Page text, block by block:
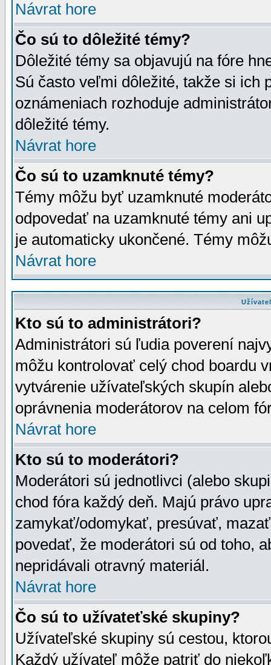
Návrat hore
Čo sú to dôležité témy?
Dôležité témy sa objavujú na fóre
Sú často veľmi dôležité, takže si ich
oznámeniach rozhoduje
dôležité témy.
Návrat hore
Čo sú to uzamknuté témy?
Témy môžu byť uzamknuté
odpovedať na uzamknuté témy ani
je automaticky ukončené. Témy
Návrat hore
Kto sú to administrátori?
Administrátori sú ľudia poverení
môžu kontrolovať celý chod boardu
vytvárenie užívateľských skupín
oprávnenia moderátorov na celom
Návrat hore
Kto sú to moderátori?
Moderátori sú jednotlivci (alebo
chod fóra každý deň. Majú právo
zamykať/odomykať, presúvať,
povedať, že moderátori sú od toho,
nepridávali otravný materiál.
Návrat hore
Čo sú to užívateťské skupiny?
Užívateľské skupiny sú cestou,
Každý užívateľ môže patriť do